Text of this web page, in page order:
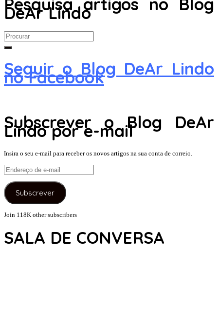
Pesquisa artigos no Blog
DeAr Lindo
Search
for:
Seguir o Blog DeAr Lindo
no Facebook
Subscrever o Blog DeAr
Lindo por e-mail
Insira o seu e-mail para receber os novos artigos na sua conta de correio.
Endereço
de
e-
mail
Subscrever
Join 118K other subscribers
SALA DE CONVERSA